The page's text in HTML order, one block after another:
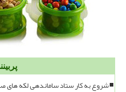
شروع به کار ستاد ساماندهی لکه های